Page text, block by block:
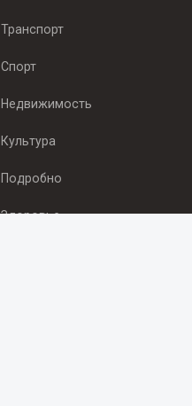
Транспорт
Спорт
Недвижимость
Культура
Подробно
Здоровье